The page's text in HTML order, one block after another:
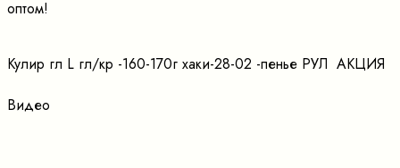
оптом!
Кулир гл L гл/кр -160-170г хаки-28-02 -пенье РУЛ АКЦИЯ
Видео